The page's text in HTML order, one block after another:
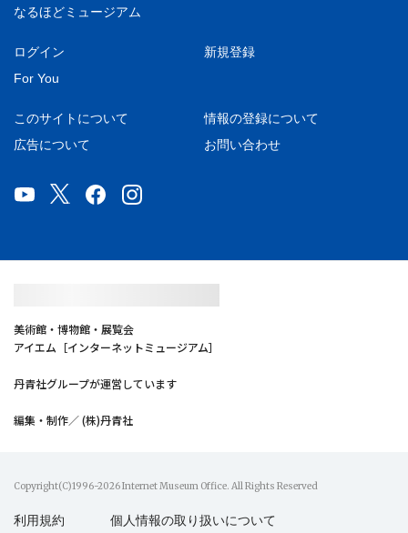
なるほどミュージアム
ログイン
新規登録
For You
このサイトについて
情報の登録について
広告について
お問い合わせ
美術館・博物館・展覧会
アイエム［インターネットミュージアム］
丹青社グループが運営しています
編集・制作／ (株)丹青社
Copyright(C)1996-2026 Internet Museum Office. All Rights Reserved
利用規約 個人情報の取り扱いについて